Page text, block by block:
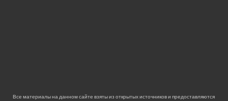
Все материалы на данном сайте взяты из открытых источников и предоставляются